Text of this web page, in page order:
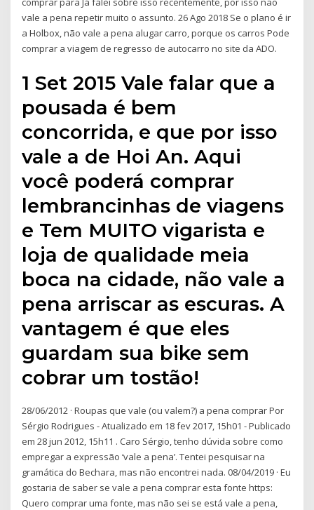
vale a pena repetir muito o assunto. 26 Ago 2018 Se o plano é ir
a Holbox, não vale a pena alugar carro, porque os carros Pode
comprar a viagem de regresso de autocarro no site da ADO.
1 Set 2015 Vale falar que a
pousada é bem
concorrida, e que por isso
vale a de Hoi An. Aqui
você poderá comprar
lembrancinhas de viagens
e Tem MUITO vigarista e
loja de qualidade meia
boca na cidade, não vale a
pena arriscar as escuras. A
vantagem é que eles
guardam sua bike sem
cobrar um tostão!
28/06/2012 · Roupas que vale (ou valem?) a pena comprar Por
Sérgio Rodrigues - Atualizado em 18 fev 2017, 15h01 - Publicado
em 28 jun 2012, 15h11 . Caro Sérgio, tenho dúvida sobre como
empregar a expressão ‘vale a pena’. Tentei pesquisar na
gramática do Bechara, mas não encontrei nada. 08/04/2019 · Eu
gostaria de saber se vale a pena comprar esta fonte https:
Quero comprar uma fonte, mas não sei se está vale a pena,